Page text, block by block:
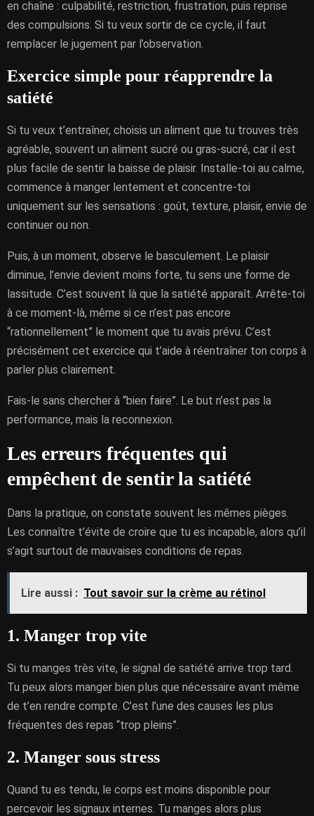
en chaîne : culpabilité, restriction, frustration, puis reprise
des compulsions. Si tu veux sortir de ce cycle, il faut
remplacer le jugement par l’observation.
Exercice simple pour réapprendre la
satiété
Si tu veux t’entraîner, choisis un aliment que tu trouves très
agréable, souvent un aliment sucré ou gras-sucré, car il est
plus facile de sentir la baisse de plaisir. Installe-toi au calme,
commence à manger lentement et concentre-toi
uniquement sur les sensations : goût, texture, plaisir, envie de
continuer ou non.
Puis, à un moment, observe le basculement. Le plaisir
diminue, l’envie devient moins forte, tu sens une forme de
lassitude. C’est souvent là que la satiété apparaît. Arrête-toi
à ce moment-là, même si ce n’est pas encore
“rationnellement” le moment que tu avais prévu. C’est
précisément cet exercice qui t’aide à réentraîner ton corps à
parler plus clairement.
Fais-le sans chercher à “bien faire”. Le but n’est pas la
performance, mais la reconnexion.
Les erreurs fréquentes qui
empêchent de sentir la satiété
Dans la pratique, on constate souvent les mêmes pièges.
Les connaître t’évite de croire que tu es incapable, alors qu’il
s’agit surtout de mauvaises conditions de repas.
Lire aussi : Tout savoir sur la crème au rétinol
1. Manger trop vite
Si tu manges très vite, le signal de satiété arrive trop tard.
Tu peux alors manger bien plus que nécessaire avant même
de t’en rendre compte. C’est l’une des causes les plus
fréquentes des repas “trop pleins”.
2. Manger sous stress
Quand tu es tendu, le corps est moins disponible pour
percevoir les signaux internes. Tu manges alors plus